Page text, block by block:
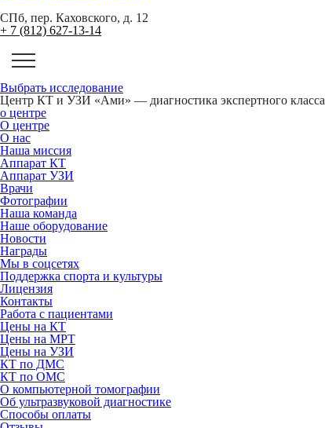
СПб, пер. Каховского, д. 12
+ 7 (812) 627-13-14
Выбрать исследование
Центр КТ и УЗИ «Ами» — диагностика экспертного класса
о центре
О центре
О нас
Наша миссия
Аппарат КТ
Аппарат УЗИ
Врачи
Фотографии
Наша команда
Наше оборудование
Новости
Награды
Мы в соцсетях
Поддержка спорта и культуры
Лицензия
Контакты
Работа с пациентами
Цены на КТ
Цены на МРТ
Цены на УЗИ
КТ по ДМС
КТ по ОМС
О компьютерной томографии
Об ультразвуковой диагностике
Способы оплаты